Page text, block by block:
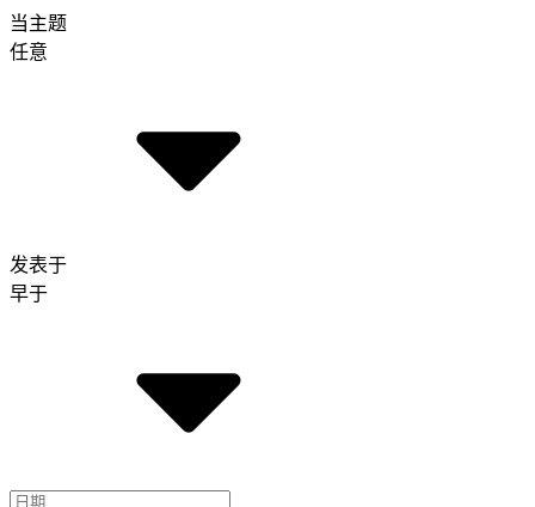
当主题
任意
发表于
早于